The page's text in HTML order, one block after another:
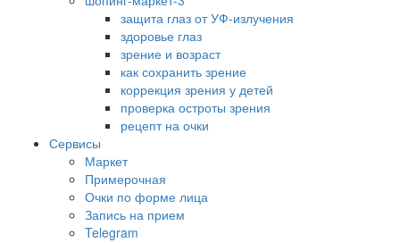
защита глаз от УФ-излучения
здоровье глаз
зрение и возраст
как сохранить зрение
коррекция зрения у детей
проверка остроты зрения
рецепт на очки
Сервисы
Маркет
Примерочная
Очки по форме лица
Запись на прием
Telegram